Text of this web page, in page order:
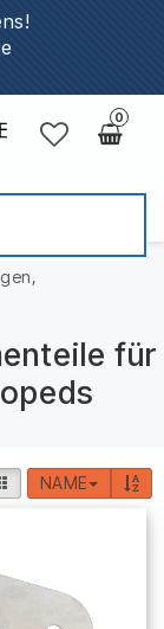
0
für
NAME